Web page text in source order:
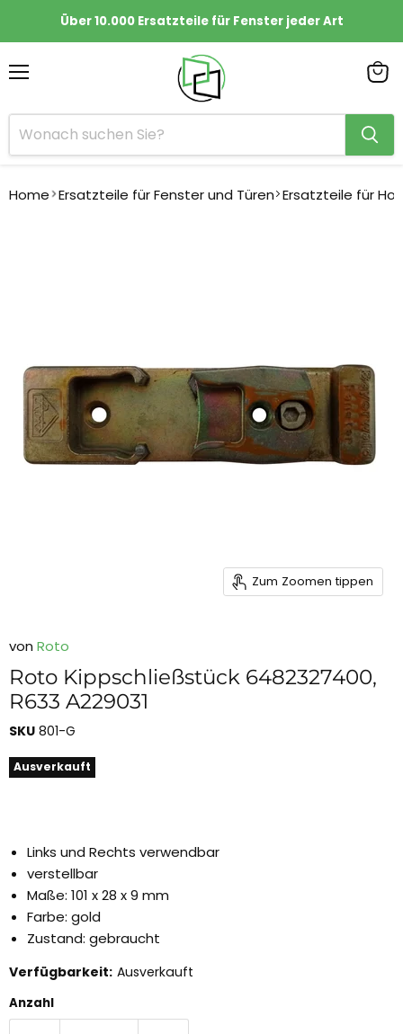
Über 10.000 Ersatzteile für Fenster jeder Art
Home Ersatzteile für Fenster und Türen Ersatzteile für
Zum Zoomen tippen
von Roto
Roto Kippschließstück 6482327400,
R633 A229031
SKU 801-G
Ausverkauft
Links und Rechts verwendbar
verstellbar
Maße: 101 x 28 x 9 mm
Farbe: gold
Zustand: gebraucht
Verfügbarkeit: Ausverkauft
Anzahl